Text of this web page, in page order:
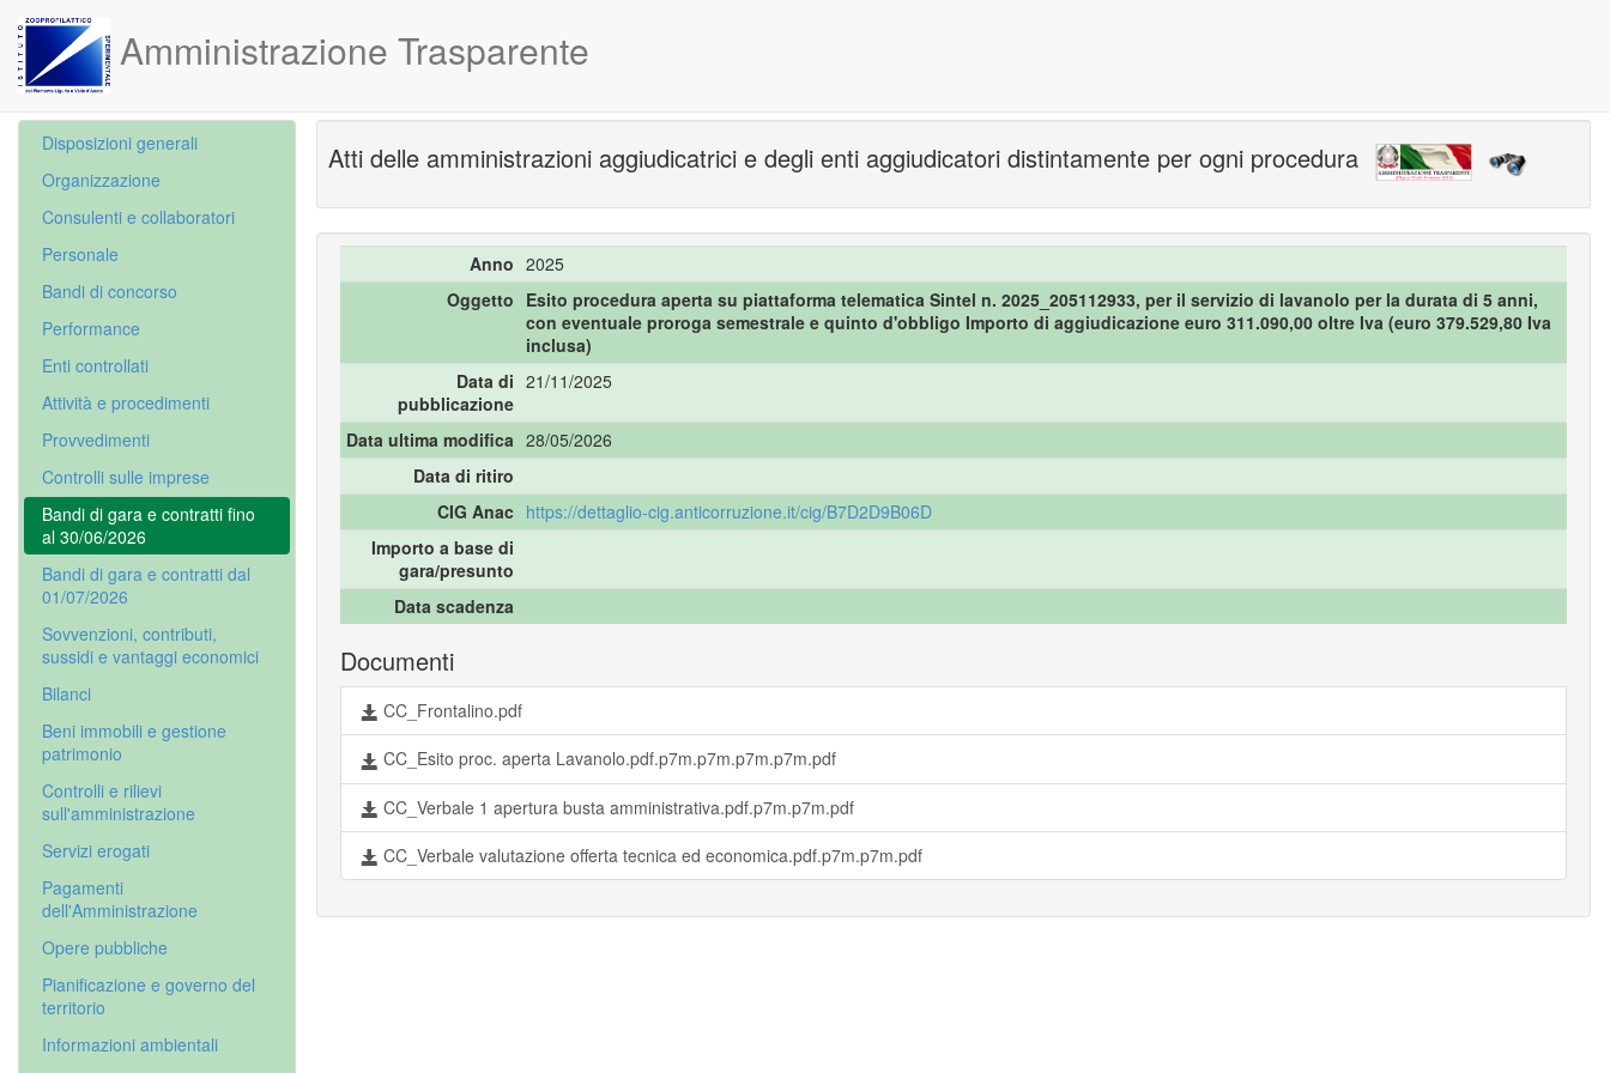
Amministrazione Trasparente
Disposizioni generali
Organizzazione
Consulenti e collaboratori
Personale
Bandi di concorso
Performance
Enti controllati
Attività e procedimenti
Provvedimenti
Controlli sulle imprese
Bandi di gara e contratti fino
al 30/06/2026
Bandi di gara e contratti dal
01/07/2026
Sovvenzioni, contributi,
sussidi e vantaggi economici
Bilanci
Beni immobili e gestione
patrimonio
Controlli e rilievi
sull'amministrazione
Servizi erogati
Pagamenti
dell'Amministrazione
Opere pubbliche
Pianificazione e governo del
territorio
Informazioni ambientali
Atti delle amministrazioni aggiudicatrici e degli enti aggiudicatori distintamente per ogni procedura
Anno 2025
Oggetto Esito procedura aperta su piattaforma telematica Sintel n. 2025_205112933, per il servizio di lavanolo per la durata di 5 anni,
con eventuale proroga semestrale e quinto d'obbligo Importo di aggiudicazione euro 311.090,00 oltre Iva (euro 379.529,80 Iva
inclusa)
Data di
pubblicazione
21/11/2025
Data ultima modifica 28/05/2026
Data di ritiro
CIG Anac https://dettaglio-cig.anticorruzione.it/cig/B7D2D9B06D
Importo a base di
gara/presunto
Data scadenza
Documenti
CC_Frontalino.pdf
CC_Esito proc. aperta Lavanolo.pdf.p7m.p7m.p7m.p7m.pdf
CC_Verbale 1 apertura busta amministrativa.pdf.p7m.p7m.pdf
CC_Verbale valutazione offerta tecnica ed economica.pdf.p7m.p7m.pdf